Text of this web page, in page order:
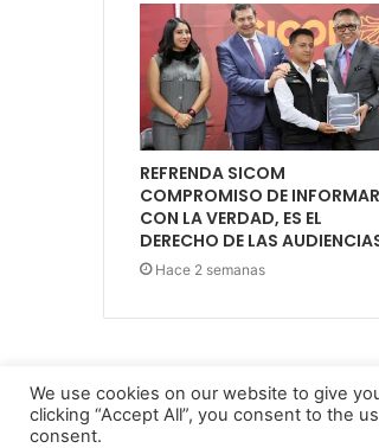
REFRENDA SICOM
COMPROMISO DE INFORMAR
CON LA VERDAD, ES EL
DERECHO DE LAS
Hace 2 semanas
Diario El Oportuno 2022
We use cookies on our website to give
clicking “Accept All”, you consent to the
consent.